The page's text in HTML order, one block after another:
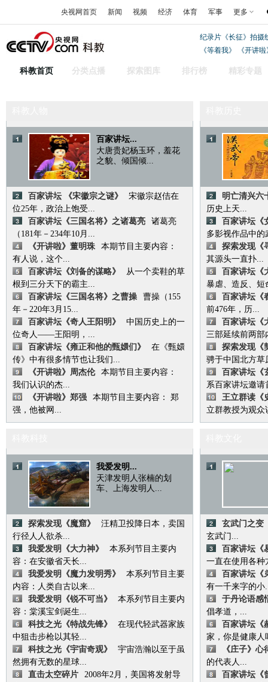
央视网首页 新闻 视频 经济 体育 军事 更多
纪录片《长征》拍摄
《等着我》
《开讲
科教首页 分类点播 探索图库 排行榜 精彩专题
百家讲坛...
大唐贵妃杨玉环，羞花
之貌、倾国倾...
百家讲坛 《宋徽宗之谜》
宋徽宗赵佶在
位25年，政治上饱受...
百家讲坛《三国名将》之诸葛亮
诸葛亮
（181年－234年10月...
《开讲啦》董明珠
本期节目主要内容：
有人说，这个...
百家讲坛《刘备的谋略》
从一个卖鞋的草
根到三分天下的霸主...
百家讲坛《三国名将》之曹操
曹操（155
年－220年3月15...
百家讲坛《奇人王阳明》
中国历史上的一
位奇人——王阳明，...
百家讲坛《雍正和他的甄嬛们》
在《甄嬛
传》中有很多情节也让我们...
《开讲啦》周杰伦
本期节目主要内容：
我们认识的杰...
《开讲啦》郑强
本期节目主要内容： 郑
强，他被网...
明亡清兴六
历史上天...
百家讲坛《
多影视作品中的
探索发现《
其源头一直扑...
百家讲坛《
暴虐、造反、短
百家讲坛《
前476年，历...
百家讲坛《
三部延续前两部
探索发现《
骋于中国北方草
百家讲坛《
系百家讲坛邀请
王立群读《
立群教授为观众
我爱发明...
天津发明人张楠的划
车、上海发明人...
探索发现《魔窟》
汪精卫投降日本，卖国
行径人人欲杀...
我爱发明《大力神》
本系列节目主要内
容：在安徽省天长...
我爱发明《魔力发明秀》
本系列节目主要
内容：人类自古以来...
我爱发明《锐不可当》
本系列节目主要内
容：棠溪宝剑诞生...
科技之光《特战先锋》
在现代轻武器家族
中狙击步枪以其轻...
科技之光《宇宙奇观》
宇宙浩瀚以至于虽
然拥有无数的星球...
直击太空碎片
2008年2月，美国将发射导
玄武门之变
玄武门...
百家讲坛《
一直在使用各种
百家讲坛《
有一千来字的小
于丹论语感
倡孝道，...
百家讲坛《
家，你是健康人
《庄子》心
的代表人...
百家讲坛《